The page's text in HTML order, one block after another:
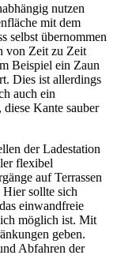
nutzen
mit dem
selbst übernommen
von Zeit zu Zeit
Beispiel ein Zaun
Dies ist allerdings
auch ein
Kante sauber
der Ladestation
flexibel
auf Terrassen
sollte sich
einwandfreie
möglich ist. Mit
geben.
Abfahren der